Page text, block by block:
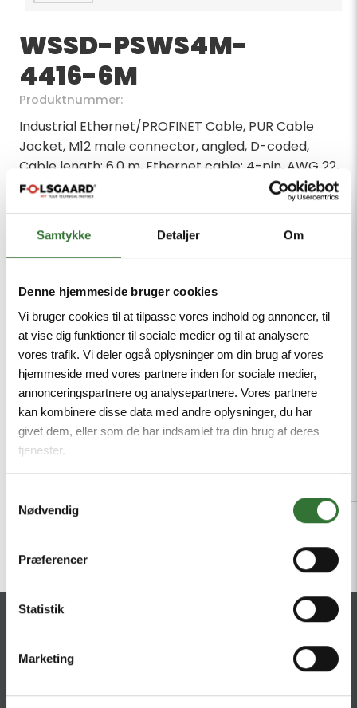
Samtykke Detaljer Om
Denne hjemmeside bruger cookies
Vi bruger cookies til at tilpasse vores indhold og annoncer, til
at vise dig funktioner til sociale medier og til at analysere
vores trafik. Vi deler også oplysninger om din brug af vores
hjemmeside med vores partnere inden for sociale medier,
annonceringspartnere og analysepartnere. Vores partnere
kan kombinere disse data med andre oplysninger, du har
givet dem, eller som de har indsamlet fra din brug af deres
tjenester.
Nødvendig
Præferencer
Statistik
Marketing
WSSD-PSWS4M-
4416-6M
Produktnummer:
Industrial Ethernet/PROFINET Cable, PUR Cable
Jacket, M12 male connector, angled, D-coded,
Cable length: 6.0 m, Ethernet cable: 4-pin, AWG 22,
CAT 5E, Jacket material: PUR, Jacket color: green,
Shield: Aluminum foil overlapped, tinned copper
wire, Jacket diameter: 6.5 mm, Suitable for drag
chain use, Oil resistant acc. to IEC 60811-2-1 and UL13,
retardant acc. to IEC 60332-1-2 and UL2556 VW1,
connector, angled
Mindestbestellmenge: 1
HQ:Theilgaards Torv 1